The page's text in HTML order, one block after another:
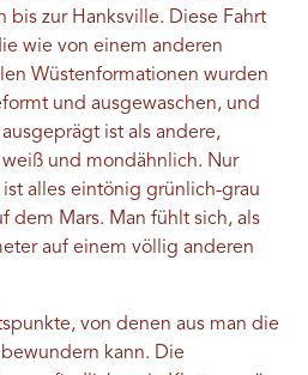
bis zur Hanksville. Diese Fahrt
wie von einem anderen
Wüstenformationen wurden
und ausgewaschen, und
ist als andere,
und mondähnlich. Nur
alles eintönig grünlich-grau
dem Mars. Man fühlt sich, als
auf einem völlig anderen
von denen aus man die
kann. Die